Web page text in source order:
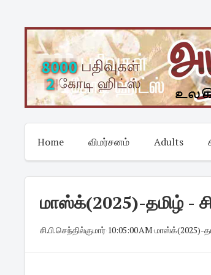
content
Home விமர்சனம் Adults
மாஸ்க்(2025)-தமிழ் -
சி.பி.செந்தில்குமார் 10:05:00 AM ·மாஸ்க்(2025)-